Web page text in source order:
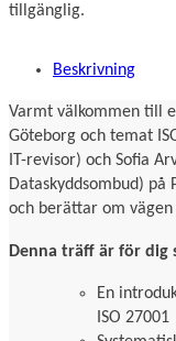
tillgänglig.
Beskrivning
Varmt välkommen till
Göteborg och temat
IT-revisor) och Sofia
Dataskyddsombud)
och berättar om
Denna träff är för dig
En
ISO 27001